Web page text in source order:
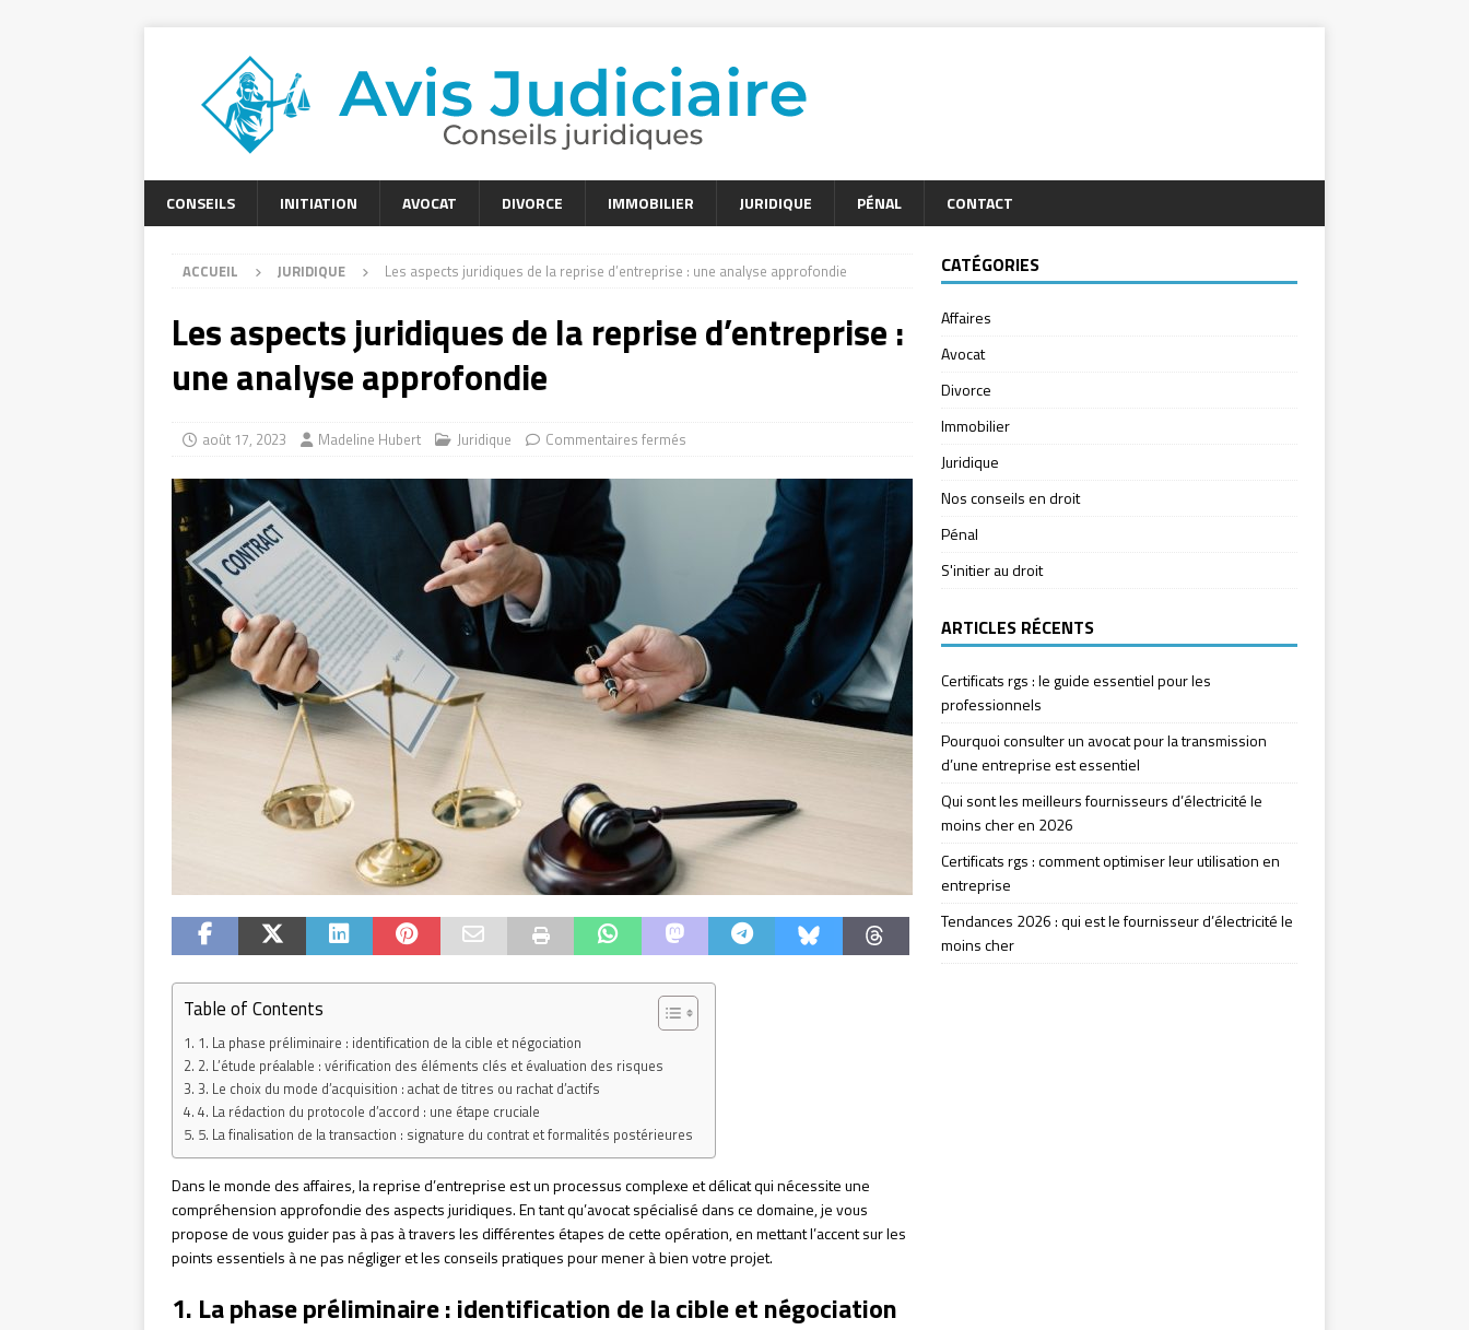
CONSEILS INITIATION AVOCAT DIVORCE IMMOBILIER JURIDIQUE PÉNAL CONTACT
ACCUEIL JURIDIQUE Les aspects juridiques de la reprise d’entreprise : une analyse approfondie
Les aspects juridiques de la reprise d’entreprise :
une analyse approfondie
août 17, 2023 Madeline Hubert Juridique Commentaires fermés
Table of Contents
1. La phase préliminaire : identification de la cible et négociation
2. L’étude préalable : vérification des éléments clés et évaluation des risques
3. Le choix du mode d’acquisition : achat de titres ou rachat d’actifs
4. La rédaction du protocole d’accord : une étape cruciale
5. La finalisation de la transaction : signature du contrat et formalités postérieures
Dans le monde des affaires, la reprise d’entreprise est un processus complexe et délicat qui nécessite une
compréhension approfondie des aspects juridiques. En tant qu’avocat spécialisé dans ce domaine, je vous
propose de vous guider pas à pas à travers les différentes étapes de cette opération, en mettant l’accent sur les
points essentiels à ne pas négliger et les conseils pratiques pour mener à bien votre projet.
1. La phase préliminaire : identification de la cible et négociation
CATÉGORIES
Affaires
Avocat
Divorce
Immobilier
Juridique
Nos conseils en droit
Pénal
S'initier au droit
ARTICLES RÉCENTS
Certificats rgs : le guide essentiel pour les
professionnels
Pourquoi consulter un avocat pour la transmission
d’une entreprise est essentiel
Qui sont les meilleurs fournisseurs d’électricité le
moins cher en 2026
Certificats rgs : comment optimiser leur utilisation en
entreprise
Tendances 2026 : qui est le fournisseur d’électricité le
moins cher